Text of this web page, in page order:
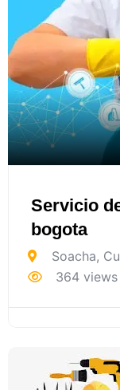
Servicio
bogota
Soacha,
364 views